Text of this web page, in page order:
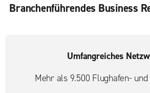
Branchenführendes Business
Umfangreiches
Mehr als 9.500 Flughafen-